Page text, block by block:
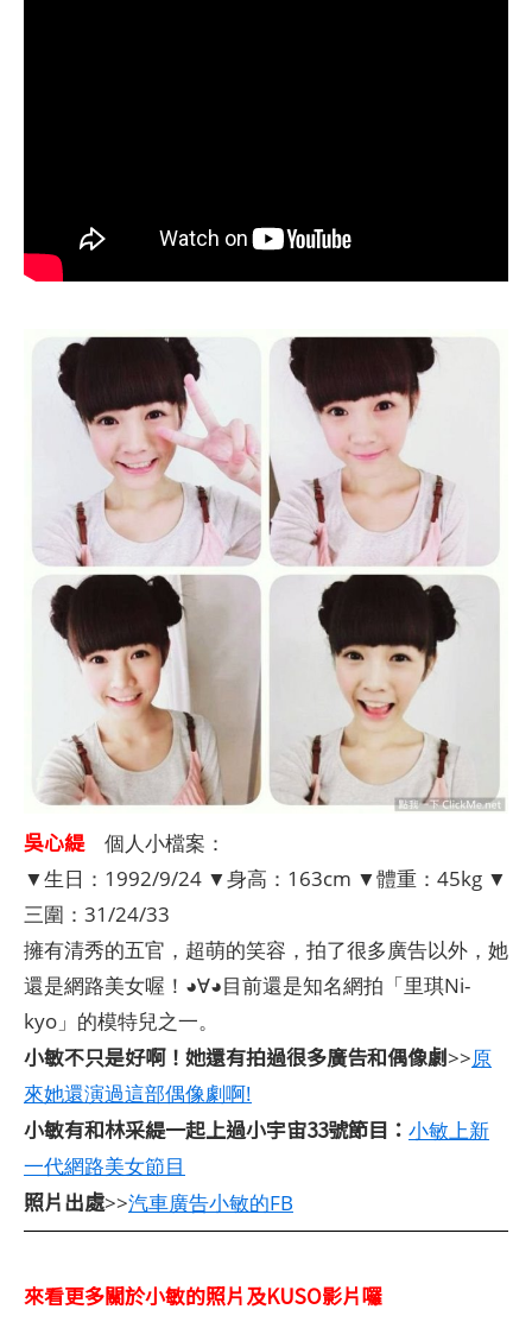
吳心緹個人小檔案：
▼生日：1992/9/24 ▼身高：163cm ▼體重：45kg ▼
三圍：31/24/33
擁有清秀的五官，超萌的笑容，拍了很多廣告以外，她
還是網路美女喔！◕∀◕目前還是知名網拍「里琪Ni-
kyo」的模特兒之一。
小敏不只是好啊！她還有拍過很多廣告和偶像劇>>原
來她還演過這部偶像劇啊!
小敏有和林采緹一起上過小宇宙33號節目： 小敏上新
一代網路美女節目
照片出處>>汽車廣告小敏的FB
來看更多關於小敏的照片及KUSO影片囉